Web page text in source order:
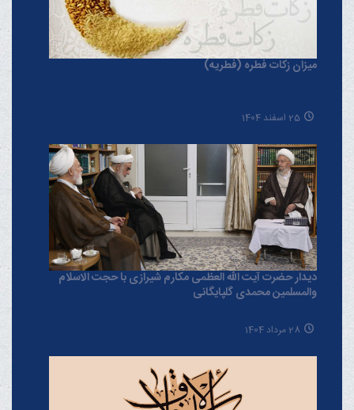
میزان زکات فطره (فطریه)
25 اسفند 1404
دیدار حضرت آیت الله العظمی مکارم شیرازی با حجت الاسلام
والمسلمین محمدی گلپایگانی
28 مرداد 1404